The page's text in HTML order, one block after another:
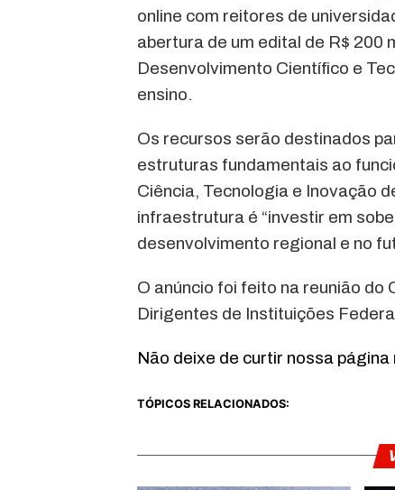
online com reitores de
abertura de um edital de R$ 200
Desenvolvimento Científico e
ensino.
Os recursos serão destinados
estruturas fundamentais ao
Ciência, Tecnologia e Inovação
infraestrutura é “investir em
desenvolvimento regional e no
O anúncio foi feito na reunião do
Dirigentes de Instituições
Não deixe de curtir nossa página
TÓPICOS RELACIONADOS: